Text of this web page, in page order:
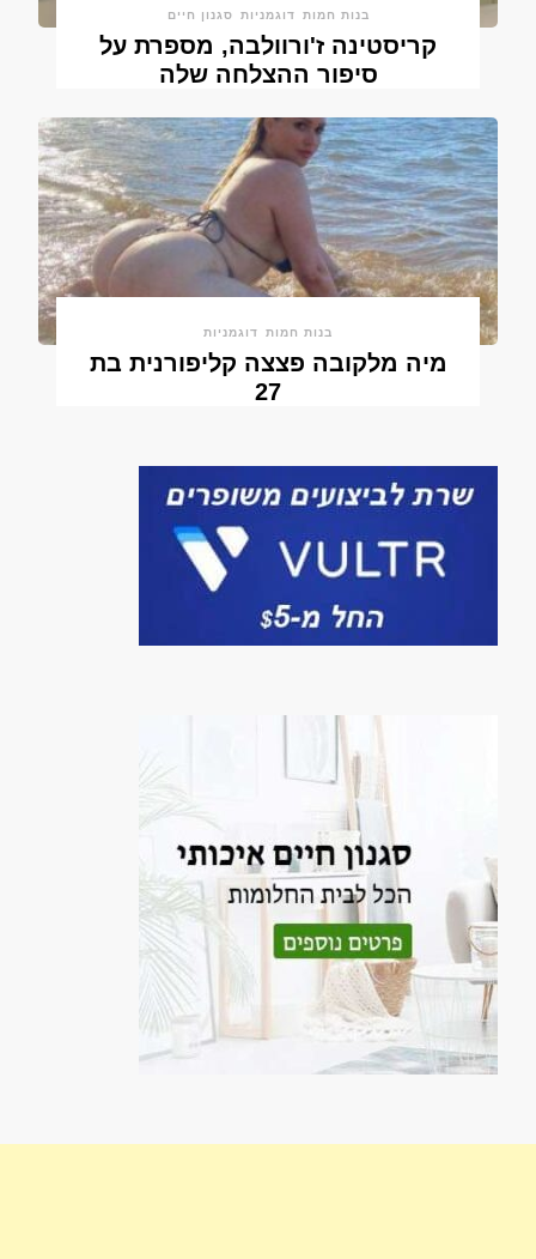
בנות חמות דוגמניות סגנון חיים
קריסטינה ז'ורוולבה, מספרת על
סיפור ההצלחה שלה
בנות חמות דוגמניות
מיה מלקובה פצצה קליפורנית בת
27